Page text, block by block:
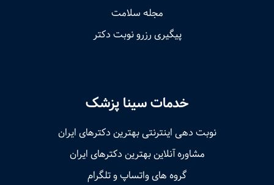
مجله سلامت
پیگیری رزرو نوبت دکتر
خدمات سینا پزشک
نوبت‌ دهی اینترنتی بهترین دکترهای ایران
مشاوره آنلاین بهترین دکترهای ایران
گروه های واتساپ و تلگرام